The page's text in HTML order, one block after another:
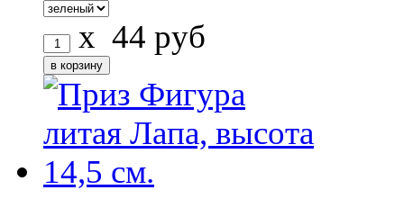
x 44 руб